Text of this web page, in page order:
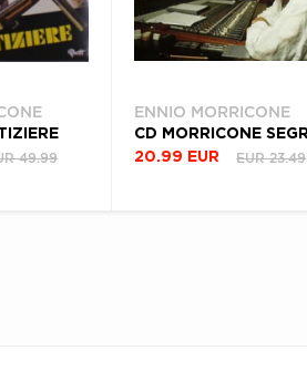
49.99
ENNIO MORRICONE
20.99 EUR
EUR 23.49